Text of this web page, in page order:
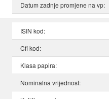
Datum zadnje promjene na vp:
ISIN kod:
Cfi kod:
Klasa papira:
Nominalna vrijednost: